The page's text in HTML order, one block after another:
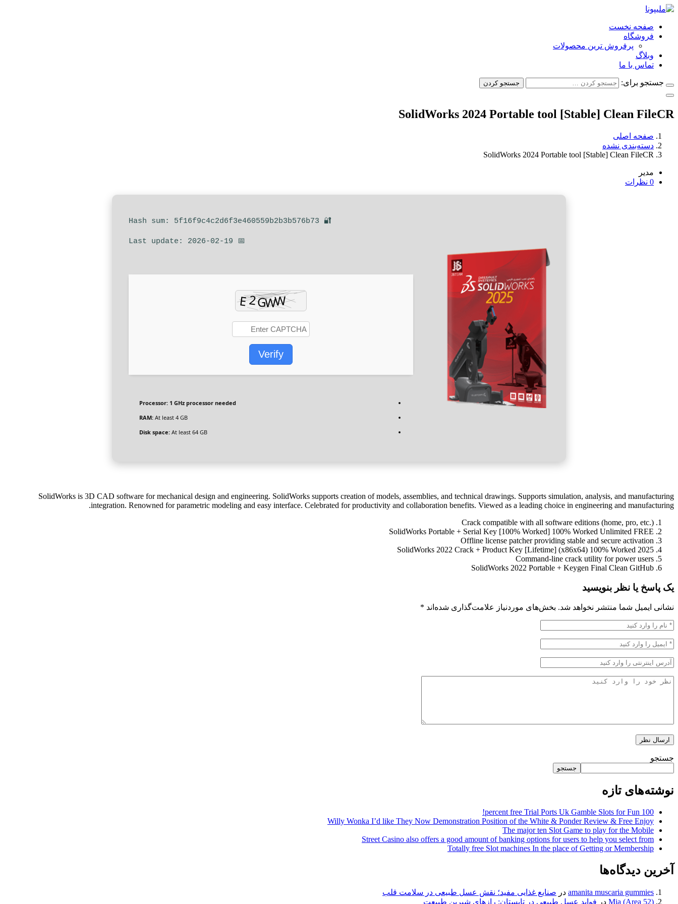
صفحه نخست
فروشگاه
پرفروش ترین محصولات
وبلاگ
تماس با ما
جستجو برای: جستجو کردن
SolidWorks 2024 Portable tool [Stable] Clean FileCR
صفحه اصلی
دسته‌بندی نشده
SolidWorks 2024 Portable tool [Stable] Clean FileCR
مدیر
0 نظرات
🔐 Hash sum: 5f16f9c4c2d6f3e460559b2b3b576b73
📅 Last update: 2026-02-19
Verify
Processor: 1 GHz processor needed
RAM: At least 4 GB
Disk space: At least 64 GB
SolidWorks is 3D CAD software for mechanical design and engineering. SolidWorks supports creation of models, assemblies, and technical drawings. Supports simulation, analysis, and manufacturing
integration. Renowned for parametric modeling and easy interface. Celebrated for productivity and collaboration benefits. Viewed as a leading choice in engineering and manufacturing.
Crack compatible with all software editions (home, pro, etc.)
SolidWorks Portable + Serial Key [100% Worked] 100% Worked Unlimited FREE
Offline license patcher providing stable and secure activation
SolidWorks 2022 Crack + Product Key [Lifetime] (x86x64) 100% Worked 2025
Command-line crack utility for power users
SolidWorks 2022 Portable + Keygen Final Clean GitHub
یک پاسخ یا نظر بنویسید
نشانی ایمیل شما منتشر نخواهد شد. بخش‌های موردنیاز علامت‌گذاری شده‌اند *
جستجو
جستجو
نوشته‌های تازه
100 percent free Trial Ports Uk️ Gamble Slots for Fun!
Willy Wonka I’d like They Now Demonstration Position of the White & Ponder Review & Free Enjoy
The major ten Slot Game to play for the Mobile
Street Casino also offers a good amount of banking options for users to help you select from
Totally free Slot machines In the place of Getting or Membership
آخرین دیدگاه‌ها
amanita muscaria gummies در صنایع غذایی مفید؛ نقش عسل طبیعی در سلامت قلب
Mia (Area 52) در فواید عسل طبیعی در تابستان: رازهای شیرین طبیعت